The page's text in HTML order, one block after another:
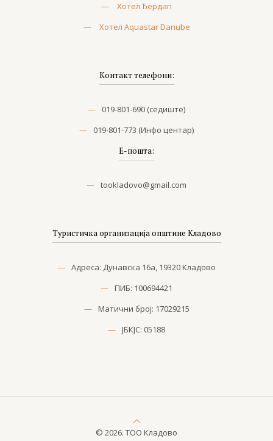
—
Хотел Ђердап
—
Хотел Aquastar Danube
Kонтакт телефони:
—
019-801-690 (седиште)
—
019-801-773 (Инфо центар)
Е-пошта:
— tookladovo@gmail.com
Туристичка организација општине Кладово
— Адреса: Дунавска 16а, 19320 Кладово
— ПИБ: 100694421
— Матични број: 17029215
— ЈБКЈС: 05188
© 2026. ТОО Кладово